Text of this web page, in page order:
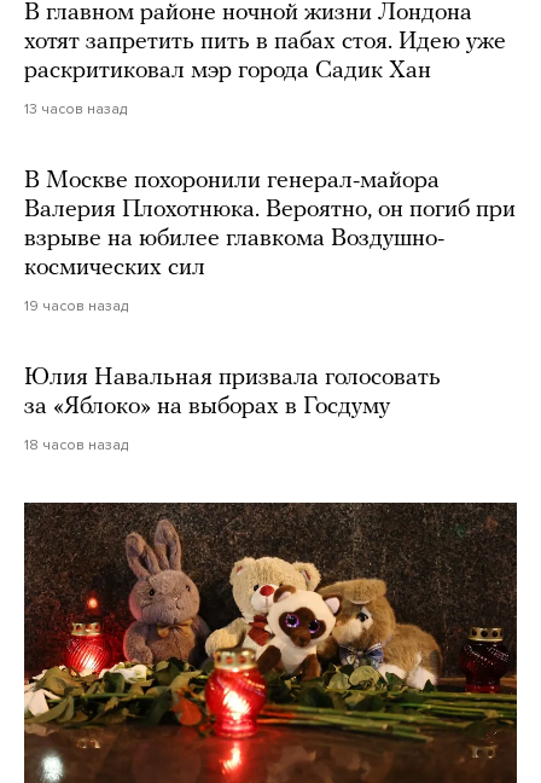
В главном районе ночной жизни Лондона
хотят запретить пить в пабах стоя. Идею уже
раскритиковал мэр города Садик Хан
13 часов назад
В Москве похоронили генерал-майора
Валерия Плохотнюка. Вероятно, он погиб при
взрыве на юбилее главкома Воздушно-
космических сил
19 часов назад
Юлия Навальная призвала голосовать
за «Яблоко» на выборах в Госдуму
18 часов назад